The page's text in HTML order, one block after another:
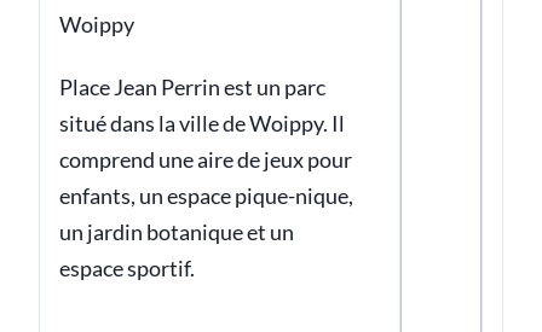
Woippy
Place Jean Perrin est un parc
situé dans la ville de Woippy. Il
comprend une aire de jeux pour
enfants, un espace pique-nique,
un jardin botanique et un
espace sportif.